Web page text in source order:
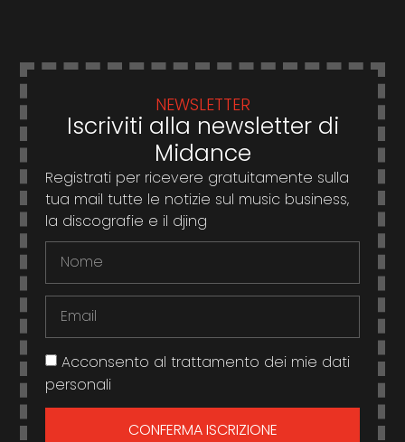
NEWSLETTER
Iscriviti alla newsletter di
Midance
Registrati per ricevere gratuitamente sulla
tua mail tutte le notizie sul music business,
la discografie e il djing
Acconsento al trattamento dei mie dati
personali
CONFERMA ISCRIZIONE